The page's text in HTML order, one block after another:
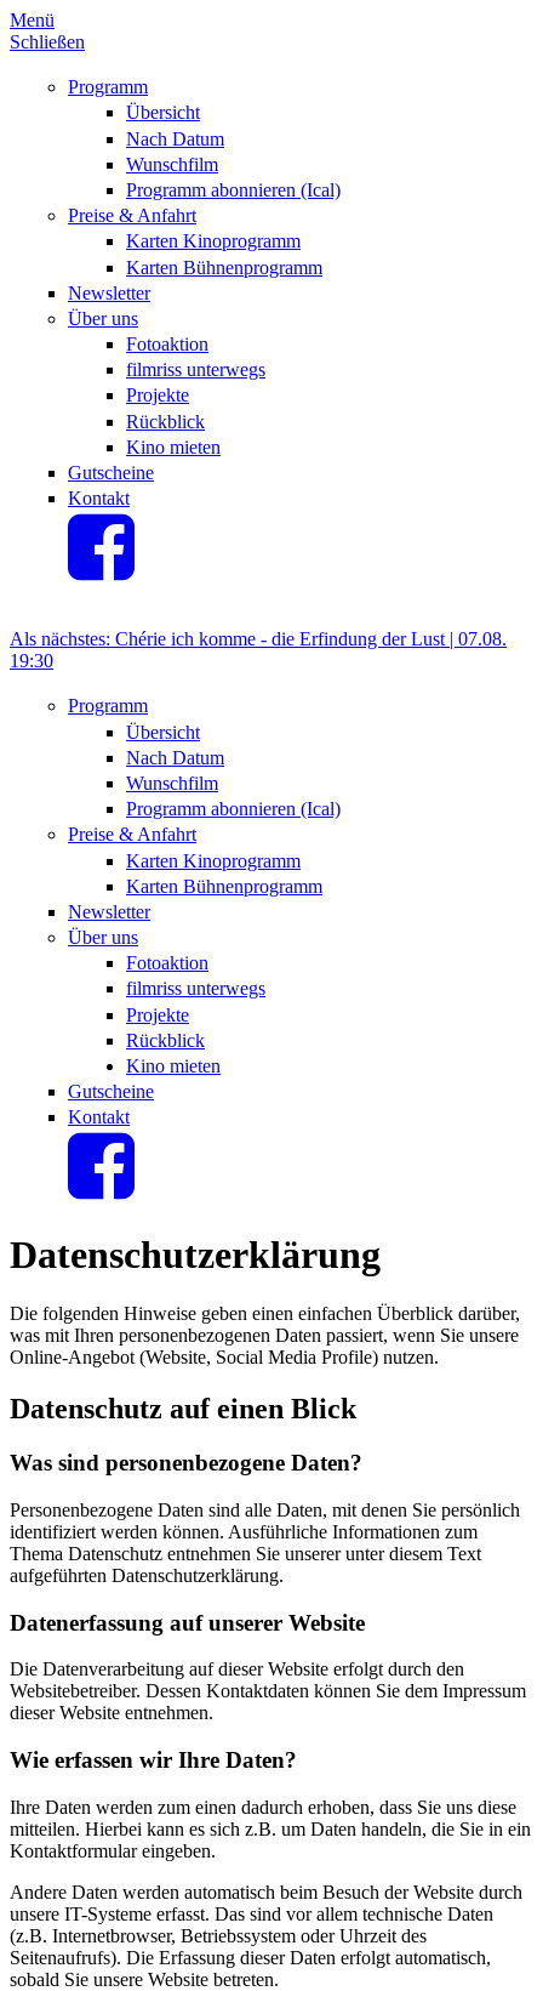
Menü
Schließen
Programm
Übersicht
Nach Datum
Wunschfilm
Programm abonnieren (Ical)
Preise & Anfahrt
Karten Kinoprogramm
Karten Bühnenprogramm
Newsletter
Über uns
Fotoaktion
filmriss unterwegs
Projekte
Rückblick
Kino mieten
Gutscheine
Kontakt
Als nächstes: Chérie ich komme - die Erfindung der Lust | 07.08.
19:30
Programm
Übersicht
Nach Datum
Wunschfilm
Programm abonnieren (Ical)
Preise & Anfahrt
Karten Kinoprogramm
Karten Bühnenprogramm
Newsletter
Über uns
Fotoaktion
filmriss unterwegs
Projekte
Rückblick
Kino mieten
Gutscheine
Kontakt
Datenschutzerklärung
Die folgenden Hinweise geben einen einfachen Überblick darüber,
was mit Ihren personenbezogenen Daten passiert, wenn Sie unsere
Online-Angebot (Website, Social Media Profile) nutzen.
Datenschutz auf einen Blick
Was sind personenbezogene Daten?
Personenbezogene Daten sind alle Daten, mit denen Sie persönlich
identifiziert werden können. Ausführliche Informationen zum
Thema Datenschutz entnehmen Sie unserer unter diesem Text
aufgeführten Datenschutzerklärung.
Datenerfassung auf unserer Website
Die Datenverarbeitung auf dieser Website erfolgt durch den
Websitebetreiber. Dessen Kontaktdaten können Sie dem Impressum
dieser Website entnehmen.
Wie erfassen wir Ihre Daten?
Ihre Daten werden zum einen dadurch erhoben, dass Sie uns diese
mitteilen. Hierbei kann es sich z.B. um Daten handeln, die Sie in ein
Kontaktformular eingeben.
Andere Daten werden automatisch beim Besuch der Website durch
unsere IT-Systeme erfasst. Das sind vor allem technische Daten
(z.B. Internetbrowser, Betriebssystem oder Uhrzeit des
Seitenaufrufs). Die Erfassung dieser Daten erfolgt automatisch,
sobald Sie unsere Website betreten.